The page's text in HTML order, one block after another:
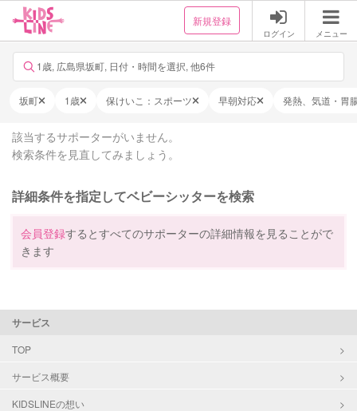
新規登録
ログイン メニュー
1歳, 広島県坂町, 日付・時間を選択, 他6件
坂町 1歳 保けいこ：スポーツ 早朝対応 発熱、気道・胃
該当するサポーターがいません。
検索条件を見直してみましょう。
詳細条件を指定してベビーシッターを検索
会員登録するとすべてのサポーターの詳細情報を見ることがで
きます
サービス
TOP
サービス概要
KIDSLINEの想い